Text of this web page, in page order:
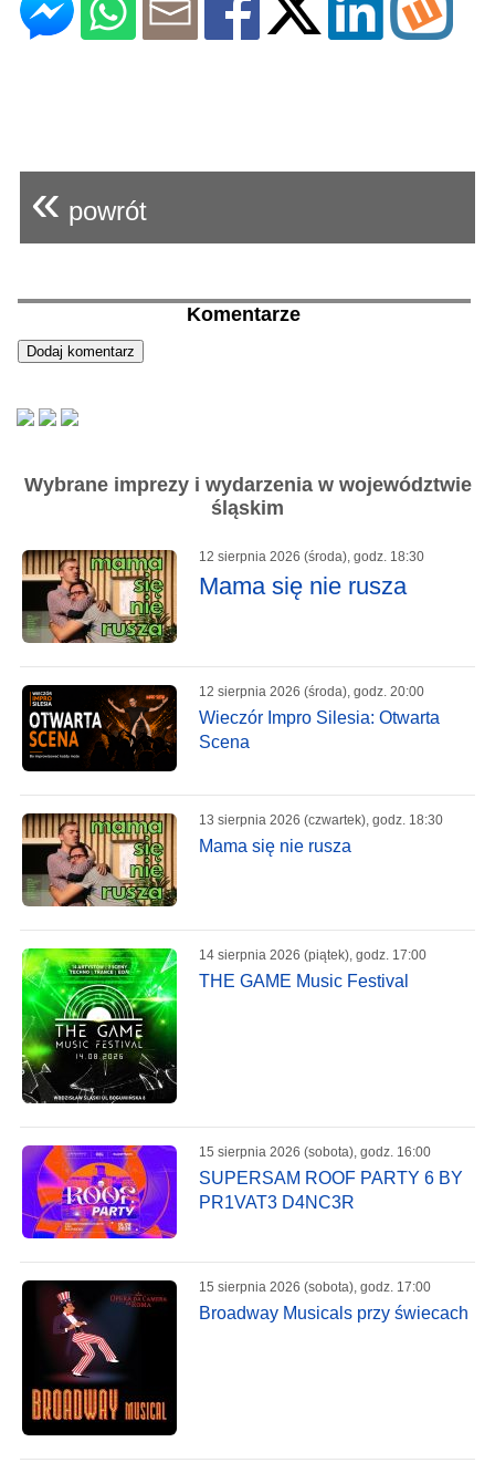
« powrót
Komentarze
Wybrane imprezy i wydarzenia w województwie
śląskim
12 sierpnia 2026 (środa), godz. 18:30
Mama się nie rusza
12 sierpnia 2026 (środa), godz. 20:00
Wieczór Impro Silesia: Otwarta
Scena
13 sierpnia 2026 (czwartek), godz. 18:30
Mama się nie rusza
14 sierpnia 2026 (piątek), godz. 17:00
THE GAME Music Festival
15 sierpnia 2026 (sobota), godz. 16:00
SUPERSAM ROOF PARTY 6 BY
PR1VAT3 D4NC3R
15 sierpnia 2026 (sobota), godz. 17:00
Broadway Musicals przy świecach